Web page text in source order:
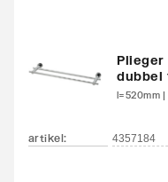
Plieger
dubbel
l=520mm |
artikel: 4357184